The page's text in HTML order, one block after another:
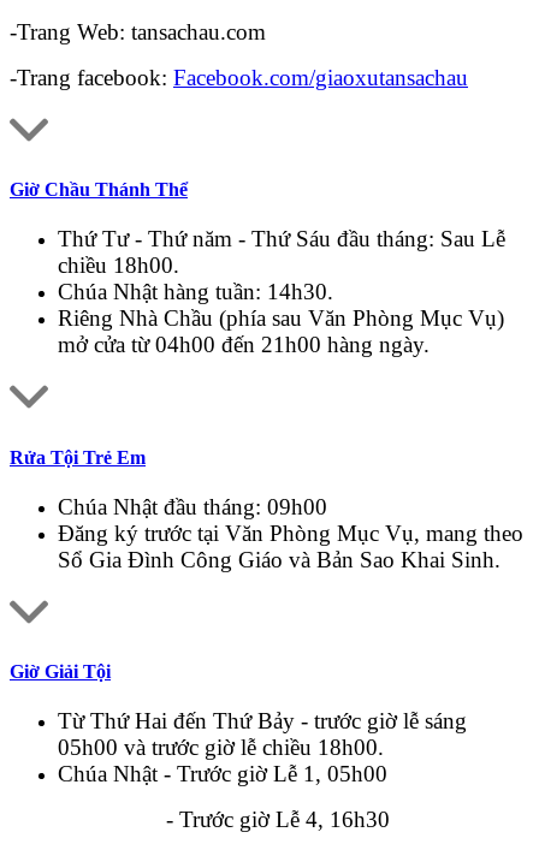
-Trang Web: tansachau.com
-Trang facebook: Facebook.com/giaoxutansachau
Giờ Chầu Thánh Thể
Thứ Tư - Thứ năm - Thứ Sáu đầu tháng: Sau Lễ
chiều 18h00.
Chúa Nhật hàng tuần: 14h30.
Riêng Nhà Chầu (phía sau Văn Phòng Mục Vụ)
mở cửa từ 04h00 đến 21h00 hàng ngày.
Rửa Tội Trẻ Em
Chúa Nhật đầu tháng: 09h00
Đăng ký trước tại Văn Phòng Mục Vụ, mang theo
Sổ Gia Đình Công Giáo và Bản Sao Khai Sinh.
Giờ Giải Tội
Từ Thứ Hai đến Thứ Bảy - trước giờ lễ sáng
05h00 và trước giờ lễ chiều 18h00.
Chúa Nhật - Trước giờ Lễ 1, 05h00
- Trước giờ Lễ 4, 16h30